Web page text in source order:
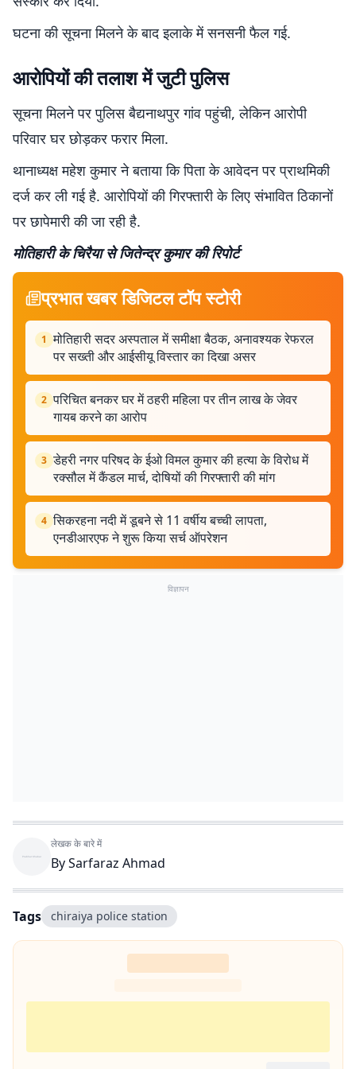
घटना की सूचना मिलने के बाद इलाके में सनसनी फैल गई.
आरोपियों की तलाश में जुटी पुलिस
सूचना मिलने पर पुलिस बैद्यनाथपुर गांव पहुंची, लेकिन आरोपी
परिवार घर छोड़कर फरार मिला.
थानाध्यक्ष महेश कुमार ने बताया कि पिता के आवेदन पर प्राथमिकी
दर्ज कर ली गई है. आरोपियों की गिरफ्तारी के लिए संभावित ठिकानों
पर छापेमारी की जा रही है.
मोतिहारी के चिरैया से जितेन्द्र कुमार की रिपोर्ट
प्रभात खबर डिजिटल टॉप स्टोरी
1 मोतिहारी सदर अस्पताल में समीक्षा बैठक, अनावश्यक रेफरल
पर सख्ती और आईसीयू विस्तार का दिखा असर
2 परिचित बनकर घर में ठहरी महिला पर तीन लाख के जेवर
गायब करने का आरोप
3 डेहरी नगर परिषद के ईओ विमल कुमार की हत्या के विरोध में
रक्सौल में कैंडल मार्च, दोषियों की गिरफ्तारी की मांग
4 सिकरहना नदी में डूबने से 11 वर्षीय बच्ची लापता,
एनडीआरएफ ने शुरू किया सर्च ऑपरेशन
विज्ञापन
लेखक के बारे में
BySarfaraz Ahmad
Tags chiraiya police station